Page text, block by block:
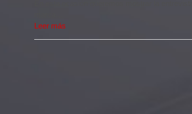
Leer más